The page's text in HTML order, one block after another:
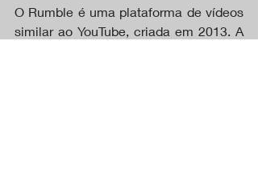
O Rumble é uma plataforma de vídeos
similar ao YouTube, criada em 2013. A